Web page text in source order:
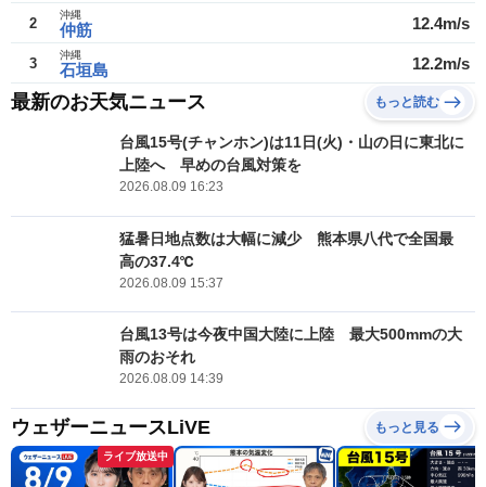
2 仲筋
沖縄 12.4m/s
3 石垣島
沖縄 12.2m/s
最新のお天気ニュース もっと読む
台風15号(チャンホン)は11日(火)・山の日に東北に
上陸へ 早めの台風対策を
2026.08.09 16:23
猛暑日地点数は大幅に減少 熊本県八代で全国最
高の37.4℃
2026.08.09 15:37
台風13号は今夜中国大陸に上陸 最大500mmの大
雨のおそれ
2026.08.09 14:39
ウェザーニュースLiVE もっと見る
ライブ放送中